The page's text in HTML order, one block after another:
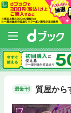
最新刊 質屋から